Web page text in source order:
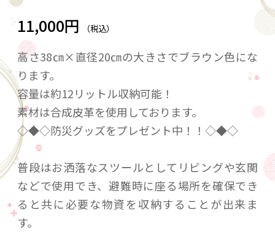
11,000円 （税込）
高さ38㎝×直径20㎝の大きさでブラウン色にな
ります。
容量は約12リットル収納可能！
素材は合成皮革を使用しております。
◇◆◇防災グッズをプレゼント中！！◇◆◇
普段はお洒落なスツールとしてリビングや玄関
などで使用でき、避難時に座る場所を確保でき
ると共に必要な物資を収納することが出来ま
す。